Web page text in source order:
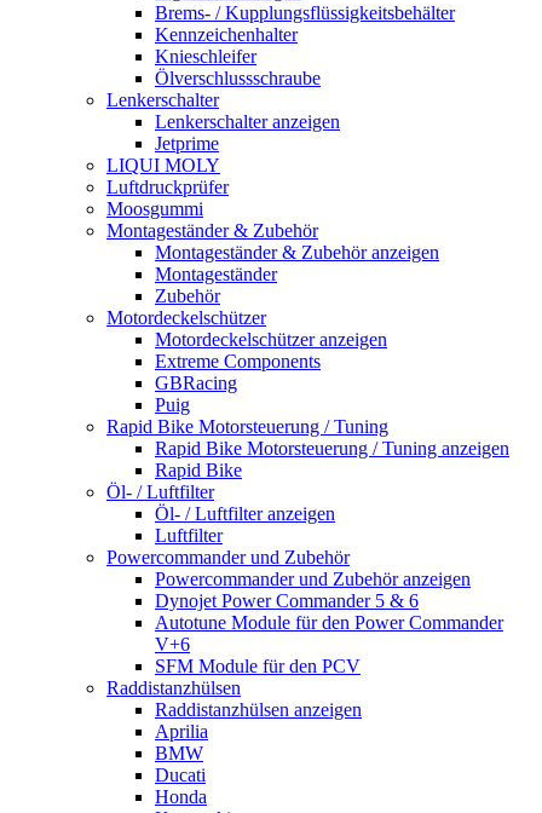
Brems- / Kupplungsflüssigkeitsbehälter
Kennzeichenhalter
Knieschleifer
Ölverschlussschraube
Lenkerschalter
Lenkerschalter anzeigen
Jetprime
LIQUI MOLY
Luftdruckprüfer
Moosgummi
Montageständer & Zubehör
Montageständer & Zubehör anzeigen
Montageständer
Zubehör
Motordeckelschützer
Motordeckelschützer anzeigen
Extreme Components
GBRacing
Puig
Rapid Bike Motorsteuerung / Tuning
Rapid Bike Motorsteuerung / Tuning anzeigen
Rapid Bike
Öl- / Luftfilter
Öl- / Luftfilter anzeigen
Luftfilter
Powercommander und Zubehör
Powercommander und Zubehör anzeigen
Dynojet Power Commander 5 & 6
Autotune Module für den Power Commander
V+6
SFM Module für den PCV
Raddistanzhülsen
Raddistanzhülsen anzeigen
Aprilia
BMW
Ducati
Honda